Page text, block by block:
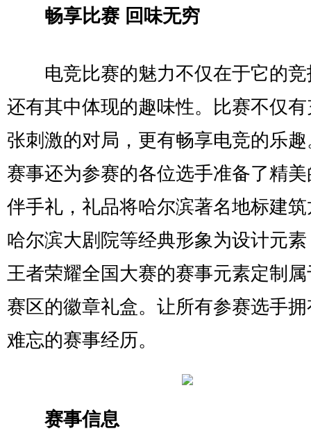
畅享比赛 回味无穷
电竞比赛的魅力不仅在于它的竞
还有其中体现的趣味性。比赛不仅
张刺激的对局，更有畅享电竞的乐
赛事还为参赛的各位选手准备了精
伴手礼，礼品将哈尔滨著名地标建
哈尔滨大剧院等经典形象为设计元
王者荣耀全国大赛的赛事元素定制
赛区的徽章礼盒。让所有参赛选手
难忘的赛事经历。
赛事信息